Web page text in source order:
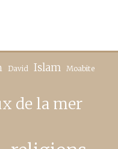
David Islam Moabite
de la mer